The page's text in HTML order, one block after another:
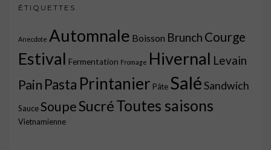
ÉTIQUETTES
Anecdote Automnale Boisson Brunch Courge
Estival Fermentation Fromage Hivernal Levain
Pain Pasta Printanier Pâte SaléSandwich
SauceSoupeSucréToutes saisons
Vietnamienne